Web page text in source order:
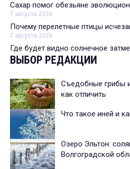
Сахар помог обезьяне
7 августа 2026
Почему перелетные птицы
7 августа 2026
Где будет видно солнечное
ВЫБОР РЕДАКЦИИ
Съедобные грибы
как отличить
Что такое иней и
Озеро Эльтон:
Волгоградской